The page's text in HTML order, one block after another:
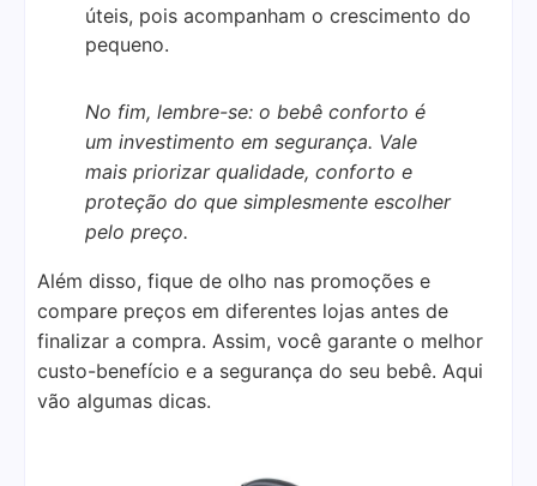
úteis, pois acompanham o crescimento do
pequeno.
No fim, lembre-se: o bebê conforto é
um investimento em segurança. Vale
mais priorizar qualidade, conforto e
proteção do que simplesmente escolher
pelo preço.
Além disso, fique de olho nas promoções e
compare preços em diferentes lojas antes de
finalizar a compra. Assim, você garante o melhor
custo-benefício e a segurança do seu bebê. Aqui
vão algumas dicas.